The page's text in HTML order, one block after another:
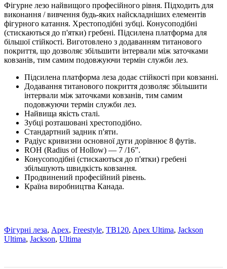
Фігурне лезо найвищого професійного рівня. Підходить для
виконання / вивчення будь-яких найскладніших елементів
фігурного катання. Хрестоподібні зубці. Конусоподібні
(стискаються до п'ятки) гребені. Підсилена платформа для
більшої стійкості. Виготовлено з додаванням титанового
покриття, що дозволяє збільшити інтервали між заточками
ковзанів, тим самим подовжуючи термін служби лез.
Підсилена платформа леза додає стійкості при ковзанні.
Додавання титанового покриття дозволяє збільшити
інтервали між заточками ковзанів, тим самим
подовжуючи термін служби лез.
Найвища якість сталі.
Зубці розташовані хрестоподібно.
Стандартний задник п'яти.
Радіус кривизни основної дуги дорівнює 8 футів.
ROH (Radius of Hollow) — 7 /16”.
Конусоподібні (стискаються до п'ятки) гребені
збільшують швидкість ковзання.
Продвинений професійний рівень.
Країна виробництва Канада.
Фігурні леза, Apex, Freestyle, TB120, Apex Ultima, Jackson
Ultima, Jackson, Ultima